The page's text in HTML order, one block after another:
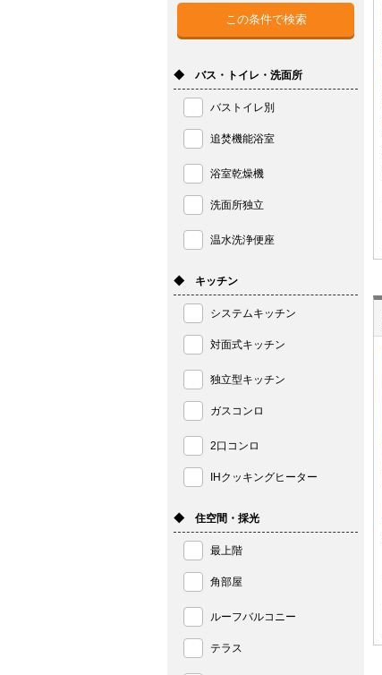
◆ バス・トイレ・洗面所
バストイレ別
追焚機能浴室
浴室乾燥機
洗面所独立
温水洗浄便座
◆ キッチン
システムキッチン
対面式キッチン
独立型キッチン
ガスコンロ
2口コンロ
IHクッキングヒーター
◆ 住空間・採光
最上階
角部屋
ルーフバルコニー
テラス